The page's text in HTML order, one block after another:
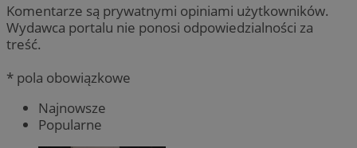
Komentarze są prywatnymi opiniami użytkowników.
Wydawca portalu nie ponosi odpowiedzialności za
treść.
* pola obowiązkowe
Najnowsze
Popularne